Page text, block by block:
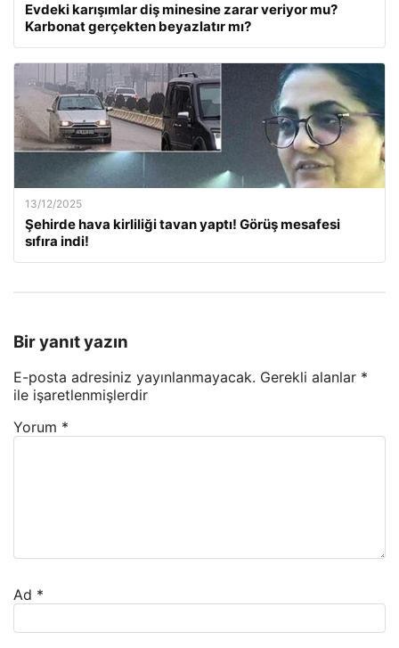
Evdeki karışımlar diş minesine zarar veriyor mu?
Karbonat gerçekten beyazlatır mı?
13/12/2025
Şehirde hava kirliliği tavan yaptı! Görüş mesafesi
sıfıra indi!
Bir yanıt yazın
E-posta adresiniz yayınlanmayacak. Gerekli alanlar *
ile işaretlenmişlerdir
Yorum *
Ad *